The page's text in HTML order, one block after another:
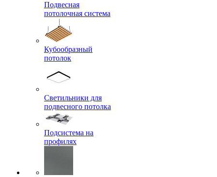
Подвесная
потолочная система
Кубообразный
потолок
Светильники для
подвесного потолка
Подсистема на
профилях